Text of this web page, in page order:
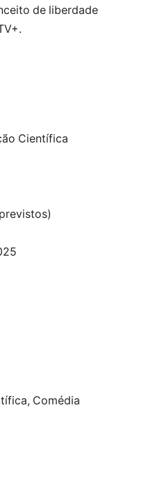
de liberdade
Científica
Comédia